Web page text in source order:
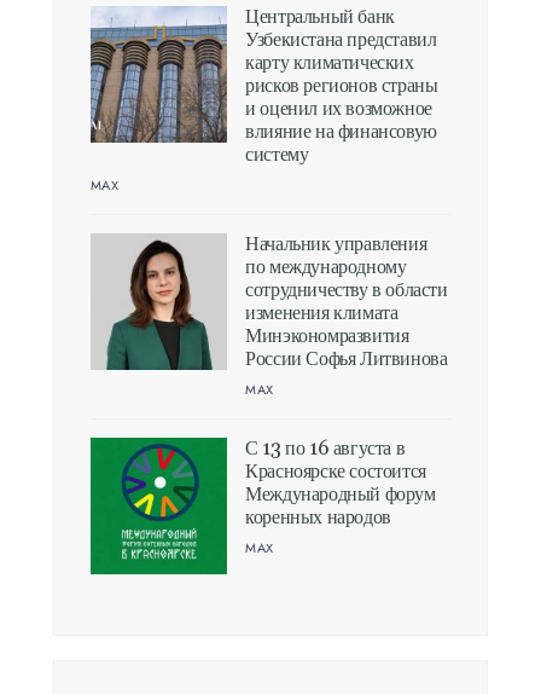
Центральный банк
Узбекистана представил
карту климатических
рисков регионов страны
и оценил их возможное
влияние на финансовую
систему
MAX
Начальник управления
по международному
сотрудничеству в области
изменения климата
Минэкономразвития
России Софья Литвинова
MAX
С 13 по 16 августа в
Красноярске состоится
Международный форум
коренных народов
MAX